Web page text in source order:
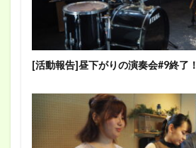
[活動報告]昼下がりの演奏会#9終了！